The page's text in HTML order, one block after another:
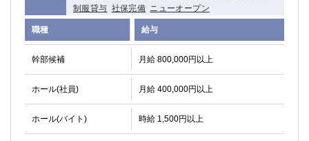
制服貸与 社保完備 ニューオープン
職種 給与
幹部候補 月給 800,000円以上
ホール(社員) 月給 400,000円以上
ホール(バイト) 時給 1,500円以上
下北沢・経堂
金町（北口）
成増駅徒歩3分の好立地！①JR埼京線「赤羽駅」から徒歩2分 ②東
三軒茶屋（南口）
①歌舞伎町 ②新宿 ③新宿三丁目 ④西
①歌舞伎町 ②新宿 ③西部新宿 ③東新宿
①歌舞伎町 ②新宿
①銀座 ②新橋
錦糸町(南口)
蒲田(西口)
清瀬（南口）
①東武練馬 ②成増・板橋 ③大山 ②池袋
池袋東口